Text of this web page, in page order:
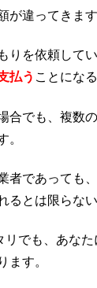
が違ってきます
りを依頼して
払う ことにな
合でも、複数
。
者であっても
るとは限らない
リでも、あな
ます。